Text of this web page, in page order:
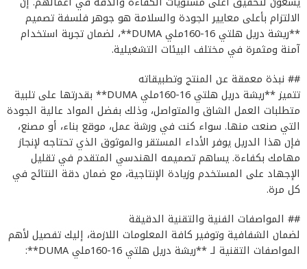
الالتزام بأعلى معايير الجودة والسلامة هو جوهر فلسفة تصميم
**ريشة دريل هلتي 16-160ملي DUMA**، لضمان تجربة استخدام
آمنة ومثمرة في مختلف البيئات التشغيلية.
## نبذة معمقة عن المنتج وتطبيقاته
تتميز **ريشة دريل هلتي 16-160ملي DUMA** بقدرتها على تلبية
متطلبات العمل الشاق والمتواصل، وذلك بفضل المواد عالية الجودة
التي صنعت منها. سواء كنت في ورشة عمل، موقع بناء، أو مصنع،
فإن هذا الدريل يوفر الأداء المستقر والموثوق الذي تحتاجه لإنجاز
مهامك بكفاءة. يساهم تصميمه الهندسي المتقدم في تقليل
الإجهاد على المستخدم وزيادة الإنتاجية، مع ضمان دقة النتائج في
كل مرة.
## المواصفات الفنية والتقنية الدقيقة
لضمان الشفافية وتوفير كافة المعلومات اللازمة، إليك تفصيل لأهم
المواصفات التقنية لـ **ريشة دريل هلتي 16-160ملي DUMA**: